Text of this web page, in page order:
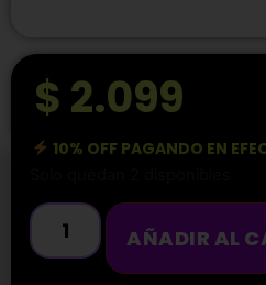
$ 2.099
10% OFF PAGANDO EN
AÑADIR AL